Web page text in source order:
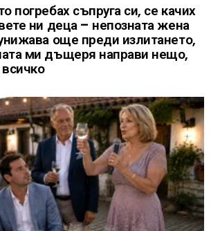
погребах съпруга си, се качих
ни деца – непозната жена
още преди излитането,
ми дъщеря направи нещо,